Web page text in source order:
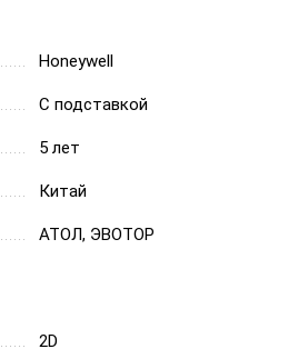
Сканеры Честный Знак
Сканеры для 1С
Сканеры ЕГАИС
Honeywell
С подставкой
5 лет
Китай
АТОЛ, ЭВОТОР
2D